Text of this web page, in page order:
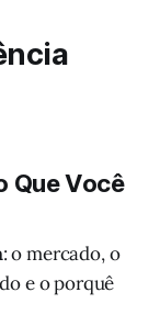
Que Você
: o mercado, o
e o porquê